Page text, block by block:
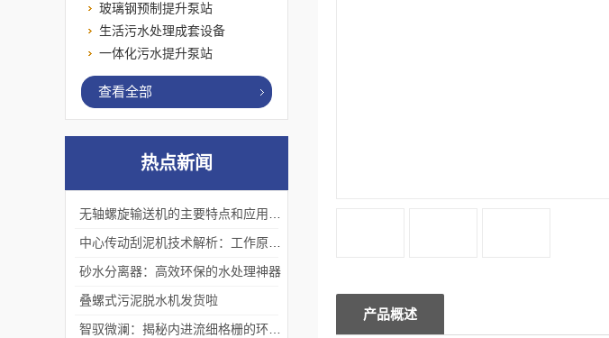
产品概述
玻璃钢预制提升泵站
生活污水处理成套设备
一体化污水提升泵站
查看全部
热点新闻
砂水分离器：高效环保的水处理神器
叠螺式污泥脱水机发货啦